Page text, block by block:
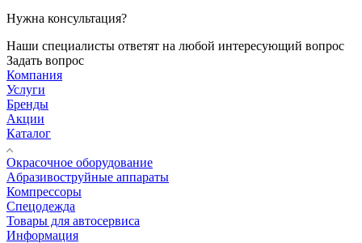
Нужна консультация?
Наши специалисты ответят на любой интересующий вопрос
Задать вопрос
Компания
Услуги
Бренды
Акции
Каталог
Окрасочное оборудование
Aбразивоструйные аппараты
Компрессоры
Спецодежда
Товары для автосервиса
Информация